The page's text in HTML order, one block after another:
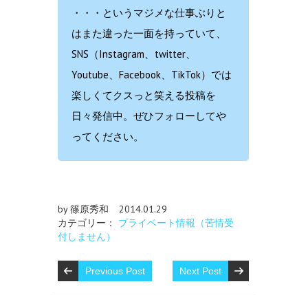
・・・というマジメな仕事ぶりと
はまた違った一面を持っていて、
SNS（Instagram、twitter、
Youtube、Facebook、TikTok）では
楽しくてクスっと笑える投稿を
日々発信中。ぜひフォローしてや
ってください。
by 篠原秀和
2014.01.29
カテゴリー： プライベート情報（苦情受
付しません）
Previous Post Next Post